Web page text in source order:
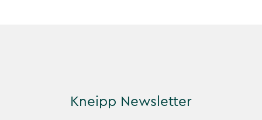
Kneipp Newsletter